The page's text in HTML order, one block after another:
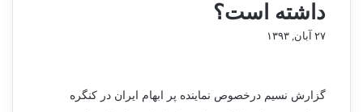
داشته است؟
۲۷ آبان, ۱۳۹۳
گزارش نسیم درخصوص نماینده پر ابهام ایران در کنگره